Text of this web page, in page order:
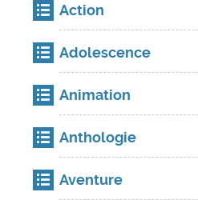
Action
Adolescence
Animation
Anthologie
Aventure